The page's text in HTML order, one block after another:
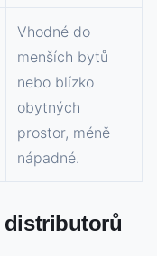
Vhodné do
menších bytů
nebo blízko
obytných
prostor, méně
nápadné.
distributorů